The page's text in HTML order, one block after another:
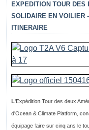
EXPEDITION TOUR DES
SOLIDAIRE EN VOILIER
ITINERAIRE
L'Expédition Tour des deux
d'Ocean & Climate Platform,
équipage faire sur cinq ans le